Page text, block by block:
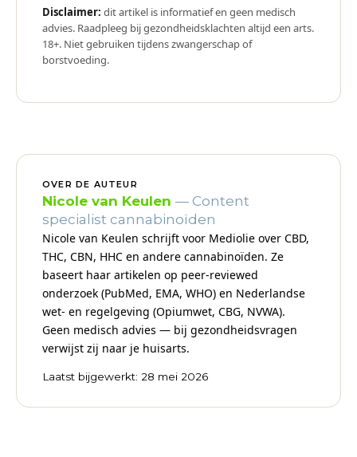
Disclaimer: dit artikel is informatief en geen medisch
advies. Raadpleeg bij gezondheidsklachten altijd een arts.
18+. Niet gebruiken tijdens zwangerschap of
borstvoeding.
OVER DE AUTEUR
Nicole van Keulen — Content
specialist cannabinoïden
Nicole van Keulen schrijft voor Mediolie over CBD,
THC, CBN, HHC en andere cannabinoïden. Ze
baseert haar artikelen op peer-reviewed
onderzoek (PubMed, EMA, WHO) en Nederlandse
wet- en regelgeving (Opiumwet, CBG, NVWA).
Geen medisch advies — bij gezondheidsvragen
verwijst zij naar je huisarts.
Laatst bijgewerkt: 28 mei 2026